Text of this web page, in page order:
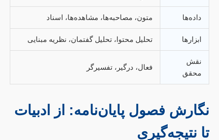
داده‌ها متون، مصاحبه‌ها، مشاهده‌ها، اسناد
ابزارها تحلیل محتوا، تحلیل گفتمان، نظریه مبنایی
نقش
محقق
فعال، درگیر، تفسیرگر
نگارش فصول پایان‌نامه: از ادبیات
تا نتیجه‌گیری